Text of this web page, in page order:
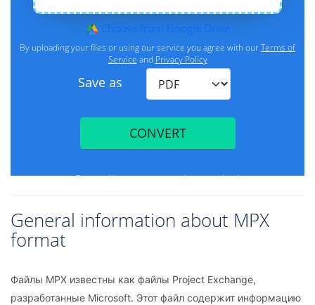
General information about MPX
format
Файлы MPX известны как файлы Project Exchange,
разработанные Microsoft. Этот файл содержит информацию